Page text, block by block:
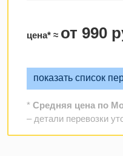
цена* ≈ от 990
показать список
* Средняя цена по
– детали перевозки